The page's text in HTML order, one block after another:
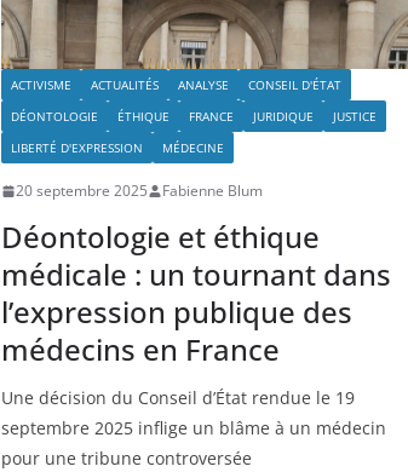
ACTIVISME ACTUALITÉS ANALYSE
CONSEIL D'ÉTAT
DÉONTOLOGIE
ÉTHIQUE FRANCE JURIDIQUE
JUSTICE
LIBERTÉ D'EXPRESSION
MÉDECINE
20 septembre 2025 Fabienne Blum
Déontologie et éthique
médicale : un tournant dans
l’expression publique des
médecins en France
Une décision du Conseil d’État rendue le 19
septembre 2025 inflige un blâme à un médecin
pour une tribune controversée